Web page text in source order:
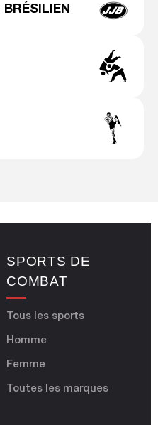
SPORTS DE
COMBAT
Tous les sports
Homme
Femme
Toutes les marques